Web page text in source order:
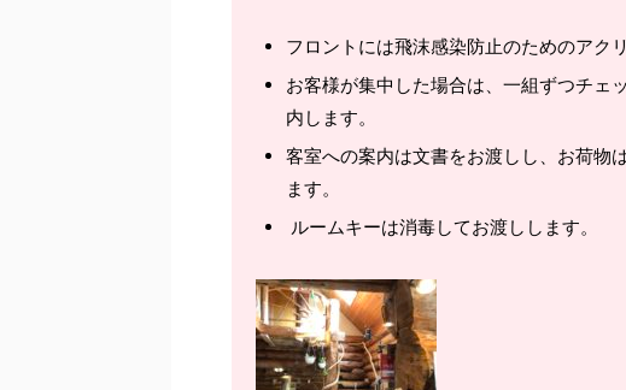
フロントには飛沫感染防止のためのアク
お客様が集中した場合は、一組ずつチェ
内します。
客室への案内は文書をお渡しし、お荷物
ます。
ルームキーは消毒してお渡しします。